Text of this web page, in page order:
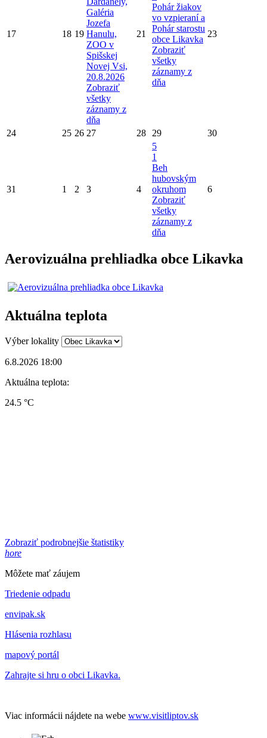
17 18 19
Galéria
Jozefa
Hanulu,
ZOO v
Spišskej
Novej Vsi,
20.8.2026
Zobraziť
všetky
záznamy z
dňa
21
Pohár žiakov
vo vzpieraní a
Pohár starostu
obce Likavka
Zobraziť
všetky
záznamy z
dňa
23
24 25 26 27 28 29 30
31 1 2 3 4
5
1
Beh
hubovským
okruhom
Zobraziť
všetky
záznamy z
dňa
6
Aerovizuálna prehliadka obce Likavka
Aktuálna teplota
Výber lokality
6.8.2026 18:00
Aktuálna teplota:
24.5 °C
Zobraziť podrobnejšie štatistiky
hore
Môžete mať záujem
Triedenie odpadu
envipak.sk
Hlásenia rozhlasu
mapový portál
Zahrajte si hru o obci Likavka.
Viac informácii nájdete na webe www.visitliptov.sk